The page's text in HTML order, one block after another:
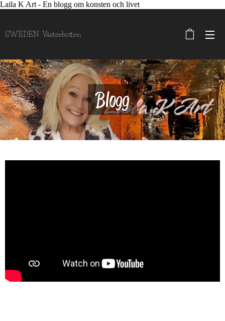
Laila K Art - En blogg om konsten och livet
SWEDEN Västerbotten
Blogg